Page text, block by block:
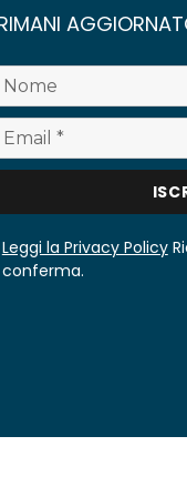
Leggi la Privacy Policy
conferma.